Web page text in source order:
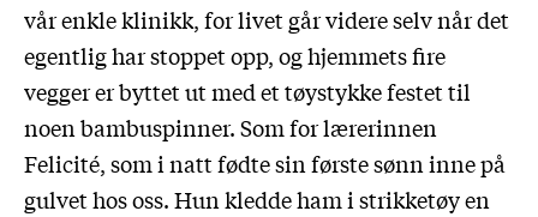
vår enkle klinikk, for livet går videre selv når det
egentlig har stoppet opp, og hjemmets fire
vegger er byttet ut med et tøystykke festet til
noen bambuspinner. Som for lærerinnen
Felicité, som i natt fødte sin første sønn inne på
gulvet hos oss. Hun kledde ham i strikketøy en